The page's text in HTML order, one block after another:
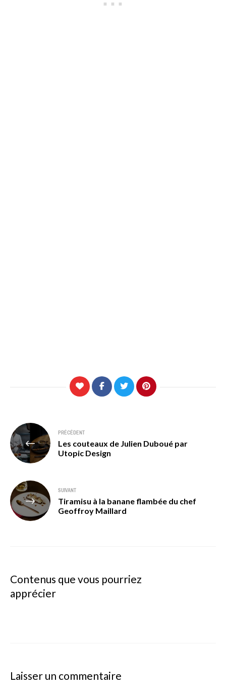
Navigation
de
l’article
PRÉCÉDENT
Les couteaux de Julien Duboué par
Utopic Design
SUIVANT
Tiramisu à la banane flambée du chef
Geoffroy Maillard
Contenus que vous pourriez
apprécier
Laisser un commentaire